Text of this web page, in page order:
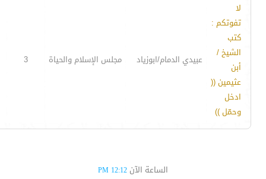
لا
تفوتكم :
كتب
الشيخ /
أبن
عثيمين ((
ادخل
وحمّل ))
عبيدي الدمام/ابوزياد مجلس الإسلام والحياة 3
الساعة الآن 12:12 PM